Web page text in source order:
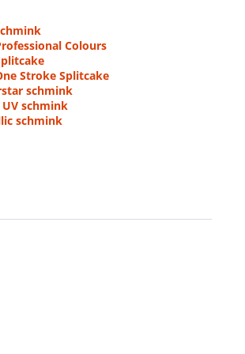
Colours
Stroke Splitcake
schmink
schmink
schmink